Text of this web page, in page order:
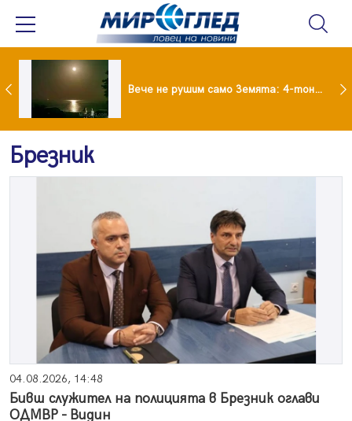
Супермарките в Гърция свалят цените на храните Вече не рушим само Земята: 4-тонен фрагмент на SpaceX удари луната
Брезник
04.08.2026, 14:48
Бивш служител на полицията в Брезник оглави
ОДМВР - Видин